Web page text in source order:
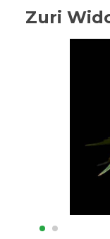
Zuri